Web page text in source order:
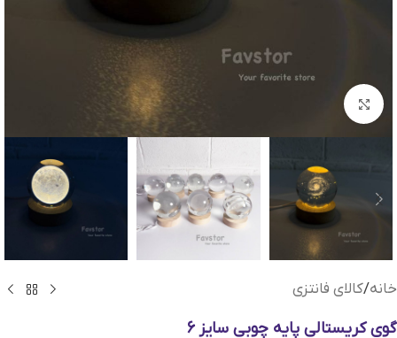
بزرگنمایی تصویر
خانه/کالای فانتزی
گوی کریستالی پایه چوبی سایز 6